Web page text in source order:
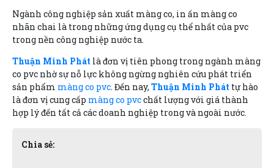
Ngành công nghiệp sản xuất màng co, in ấn màng co
nhãn chai là trong những ứng dụng cụ thể nhất của pvc
trong nền công nghiệp nước ta.
Thuận Minh Phát là đơn vị tiên phong trong ngành màng
co pvc nhờ sự nỗ lực không ngừng nghiên cứu phát triển
sản phẩm màng co pvc. Đến nay, Thuận Minh Phát tự hào
là đơn vị cung cấp màng co pvcchất lượng với giá thành
hợp lý đến tất cả các doanh nghiệp trong và ngoài nước.
Chia sẻ: